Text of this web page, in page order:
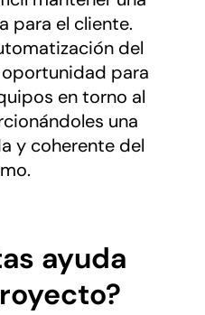
para el cliente.
del
para
en torno al
una
y coherente del
ayuda